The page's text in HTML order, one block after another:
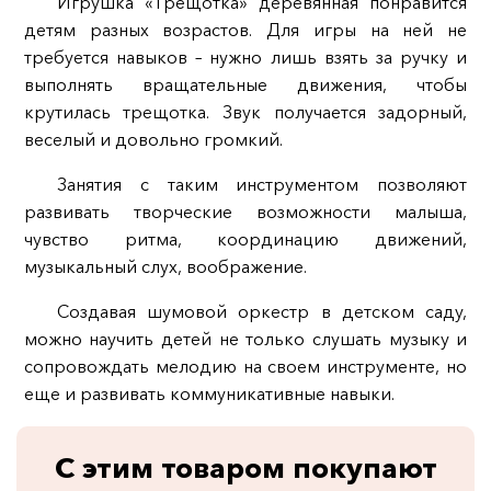
детям разных возрастов. Для игры на ней не
требуется навыков – нужно лишь взять за ручку и
выполнять вращательные движения, чтобы
крутилась трещотка. Звук получается задорный,
веселый и довольно громкий.
Занятия с таким инструментом позволяют
развивать творческие возможности малыша,
чувство ритма, координацию движений,
музыкальный слух, воображение.
Создавая шумовой оркестр в детском саду,
можно научить детей не только слушать музыку и
сопровождать мелодию на своем инструменте, но
еще и развивать коммуникативные навыки.
С этим товаром покупают